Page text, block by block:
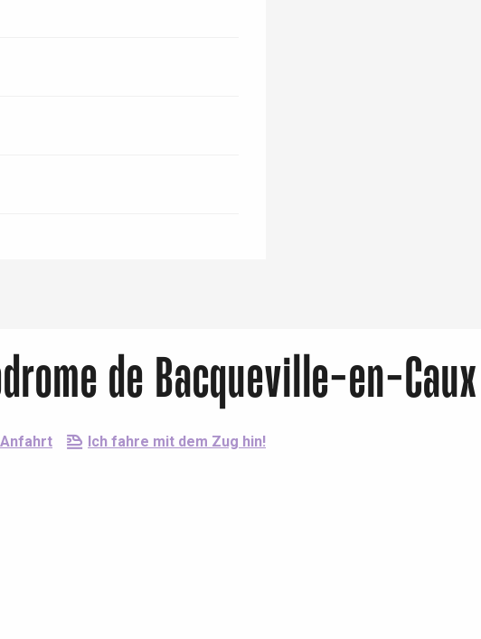
de Bacqueville-en-Caux
Anfahrt Ich fahre mit dem Zug hin!